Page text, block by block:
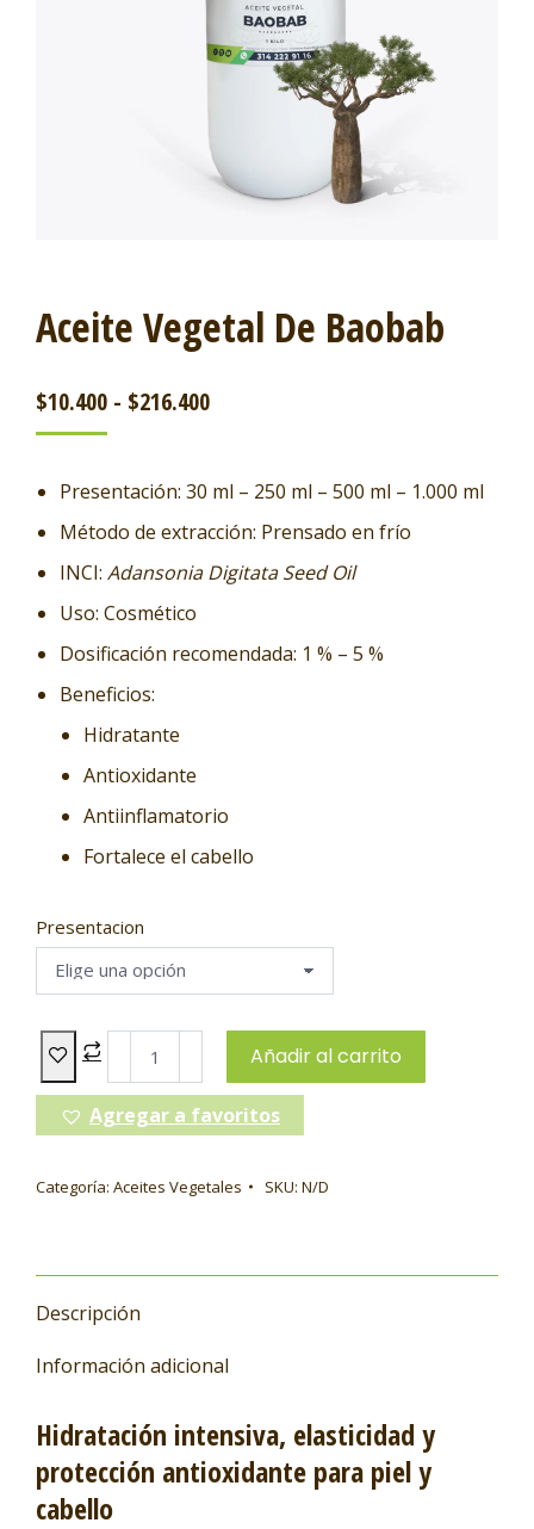
Aceite Vegetal De Baobab
$10.400 - $216.400
Presentación: 30 ml – 250 ml – 500 ml – 1.000 ml
Método de extracción: Prensado en frío
INCI: Adansonia Digitata Seed Oil
Uso: Cosmético
Dosificación recomendada: 1 % – 5 %
Beneficios:
Hidratante
Antioxidante
Antiinflamatorio
Fortalece el cabello
Presentacion
Añadir al carrito
Agregar a favoritos
Categoría: Aceites Vegetales SKU: N/D
Descripción
Información adicional
Hidratación intensiva, elasticidad y
protección antioxidante para piel y
cabello